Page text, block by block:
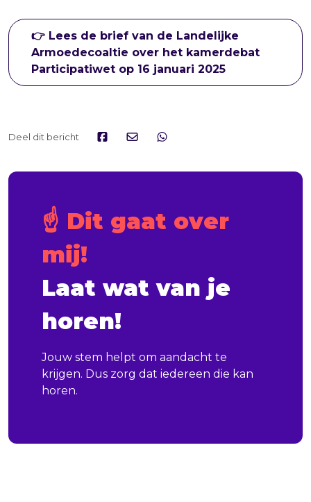
👉 Lees de brief van de Landelijke
Armoedecoaltie over het kamerdebat
Participatiwet op 16 januari 2025
Deel dit bericht
☝️ Dit gaat over
mij!
Laat wat van je
horen!
Jouw stem helpt om aandacht te
krijgen. Dus zorg dat iedereen die kan
horen.